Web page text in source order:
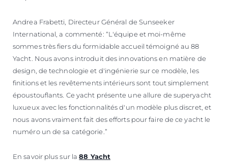
Andrea Frabetti, Directeur Général de Sunseeker
International, a commenté: “L'équipe et moi-même
sommes très fiers du formidable accueil témoigné au 88
Yacht. Nous avons introduit des innovations en matière de
design, de technologie et d'ingénierie sur ce modèle, les
finitions et les revêtements intérieurs sont tout simplement
époustouflants. Ce yacht présente une allure de superyacht
luxueux avec les fonctionnalités d'un modèle plus discret, et
nous avons vraiment fait des efforts pour faire de ce yacht le
numéro un de sa catégorie.”
En savoir plus sur la88 Yacht